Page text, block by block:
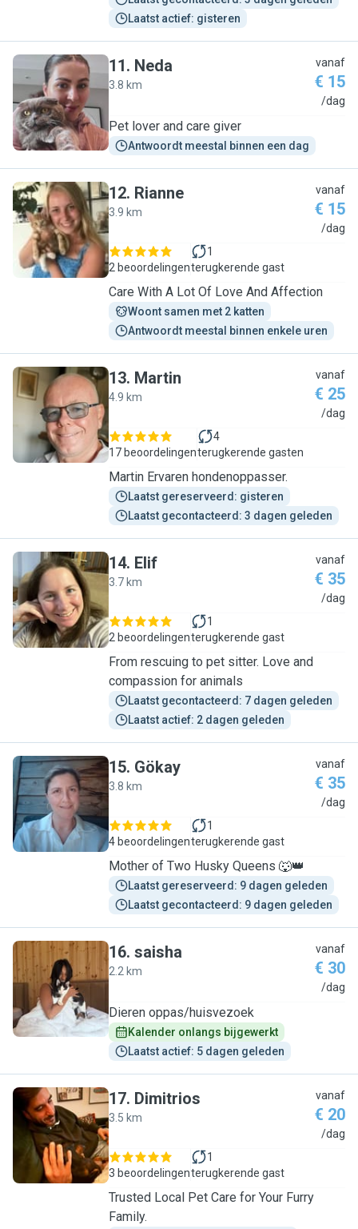
Laatst actief: gisteren
N
11. Neda
3.8 km
vanaf
€ 15
/dag
Pet lover and care giver
Antwoordt meestal binnen een dag
R
12. Rianne
3.9 km
vanaf
€ 15
/dag
2 beoordelingen
1
terugkerende gast
Care With A Lot Of Love And Affection
Woont samen met 2 katten
Antwoordt meestal binnen enkele uren
M
13. Martin
4.9 km
vanaf
€ 25
/dag
17 beoordelingen
4
terugkerende gasten
Martin Ervaren hondenoppasser.
Laatst gereserveerd: gisteren
Laatst gecontacteerd: 3 dagen geleden
E
14. Elif
3.7 km
vanaf
€ 35
/dag
2 beoordelingen
1
terugkerende gast
From rescuing to pet sitter. Love and
compassion for animals
Laatst gecontacteerd: 7 dagen geleden
Laatst actief: 2 dagen geleden
G
15. Gökay
3.8 km
vanaf
€ 35
/dag
4 beoordelingen
1
terugkerende gast
Mother of Two Husky Queens 🐺👑
Laatst gereserveerd: 9 dagen geleden
Laatst gecontacteerd: 9 dagen geleden
S
16. saisha
2.2 km
vanaf
€ 30
/dag
Dieren oppas/huisvezoek
Kalender onlangs bijgewerkt
Laatst actief: 5 dagen geleden
D
17. Dimitrios
3.5 km
vanaf
€ 20
/dag
3 beoordelingen
1
terugkerende gast
Trusted Local Pet Care for Your Furry
Family.